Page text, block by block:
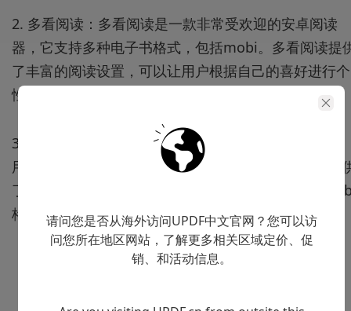
请问您是否从海外访问UPDF中文官网？您可以访
问您所在地区网站，了解更多相关区域定价、促
销、和活动信息。
2. 多看阅读：多看阅读是一款非常受欢迎的安卓阅读
器，它支持多种电子书格式，包括mobi。多看阅读提
了丰富的阅读设置，可以让用户根据自己的喜好进行个
性化设置，提高阅读体验。
3. 腾讯阅读：腾讯阅读是腾讯公司推出的一款阅读应
用，它支持多种电子书格式，包括mobi。腾讯阅读提
了丰富的电子书资源，用户可以在其中找到大量的
格式电子书并阅读。